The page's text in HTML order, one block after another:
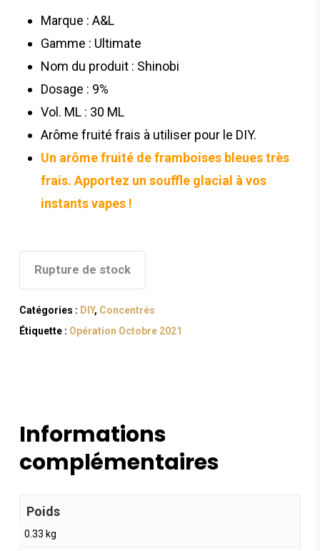
Marque : A&L
Gamme : Ultimate
Nom du produit : Shinobi
Dosage : 9%
Vol. ML : 30 ML
Arôme fruité frais à utiliser pour le DIY.
Un arôme fruité de framboises bleues très
frais. Apportez un souffle glacial à vos
instants vapes !
Rupture de stock
Catégories : DIY, Concentrés
Étiquette : Opération Octobre 2021
Informations
complémentaires
Poids
0.33 kg